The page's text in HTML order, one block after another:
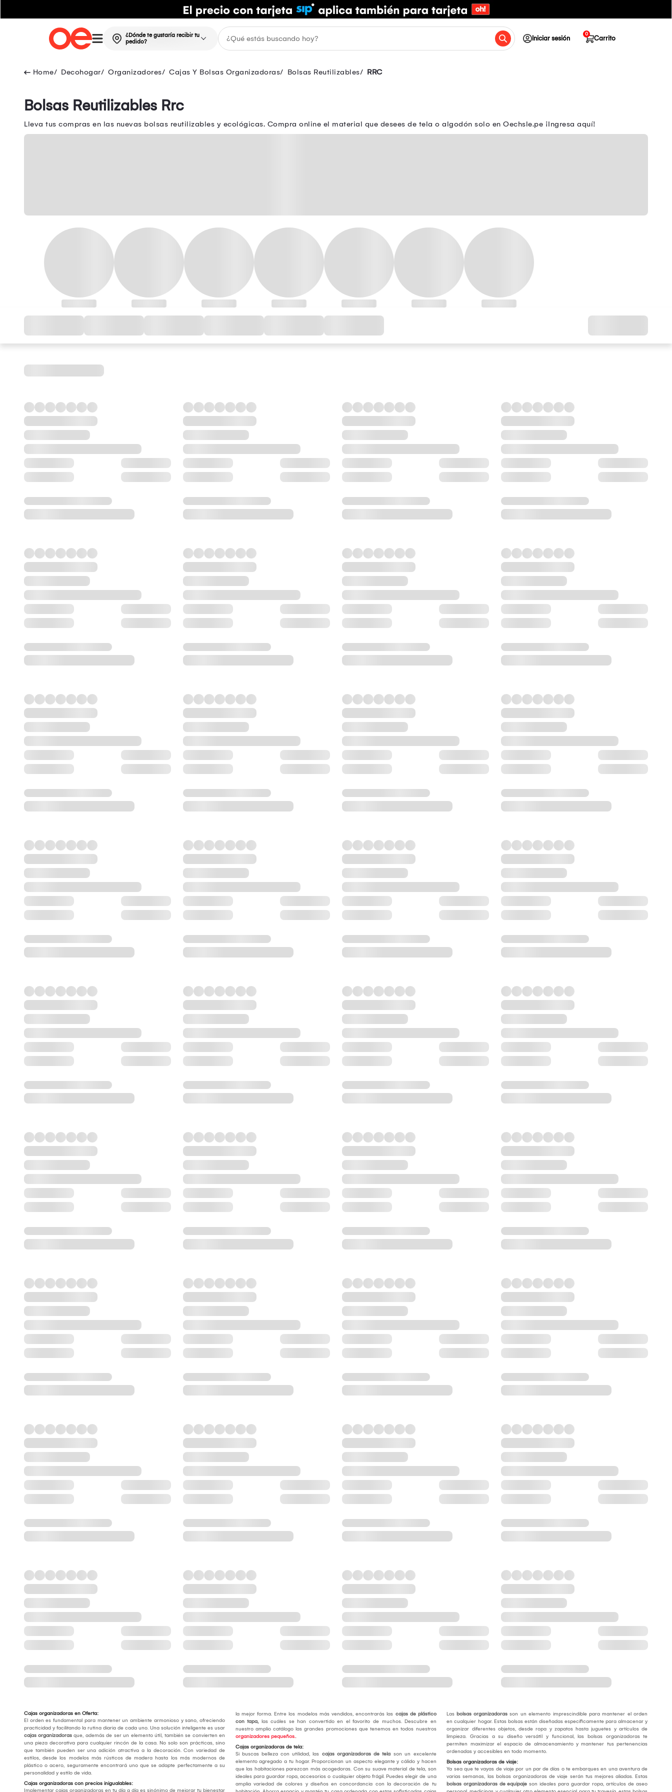
¿Dónde te gustaría recibir tu
pedido?
Iniciar sesión Carrito
0
Decohogar Organizadores Cajas Y Bolsas Organizadoras Bolsas Reutilizables RRC
Bolsas Reutilizables Rrc
Lleva tus compras en las nuevas bolsas reutilizables y ecológicas. Compra online el material que desees de tela o algodón solo en Oechsle.pe ¡Ingresa aquí!
Cajas organizadoras en Oferta:
El orden es fundamental para mantener un ambiente armonioso y sano, ofreciendo
practicidad y facilitando la rutina diaria de cada uno. Una solución inteligente es usar
cajas organizadoras que, además de ser un elemento útil, también se convierten en
una pieza decorativa para cualquier rincón de la casa. No solo son prácticas, sino
que también pueden ser una adición atractiva a la decoración. Con variedad de
estilos, desde los modelos más rústicos de madera hasta los más modernos de
plástico o acero, seguramente encontrará uno que se adapte perfectamente a su
personalidad y estilo de vida.
Cajas organizadoras con precios inigualables:
Implementar cajas organizadoras en tu día a día es sinónimo de mejorar tu bienestar
la mejor forma. Entre los modelos más vendidos, encontrarás las cajas de plástico
con tapa, las cuáles se han convertido en el favorito de muchos. Descubre en
nuestro amplio catálogo las grandes promociones que tenemos en todos nuestros
organizadores pequeños..
Cajas organizadoras de tela:
Si buscas belleza con utilidad, las cajas organizadoras de tela son un excelente
elemento agregado a tu hogar. Proporcionan un aspecto elegante y cálido y hacen
que las habitaciones parezcan más acogedoras. Con su suave material de tela, son
ideales para guardar ropa, accesorios o cualquier objeto frágil. Puedes elegir de una
amplia variedad de colores y diseños en concordancia con la decoración de tu
Las bolsas organizadorasson un elemento imprescindible para mantener el orden
en cualquier hogar. Estas bolsas están diseñadas específicamente para almacenar y
organizar diferentes objetos, desde ropa y zapatos hasta juguetes y artículos de
limpieza. Gracias a su diseño versátil y funcional, las bolsas organizadoras te
permiten maximizar el espacio de almacenamiento y mantener tus pertenencias
ordenadas y accesibles en todo momento.
Bolsas organizadoras de viaje:
Ya sea que te vayas de viaje por un par de días o te embarques en una aventura de
varias semanas, las bolsas organizadoras de viaje serán tus mejores aliadas. Estas
bolsas organizadoras de equipaje son ideales para guardar ropa, artículos de aseo